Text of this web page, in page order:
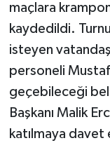
maçlara
kaydedildi.
isteyen
personeli
geçebileceği
Başkanı Malik
katılmaya